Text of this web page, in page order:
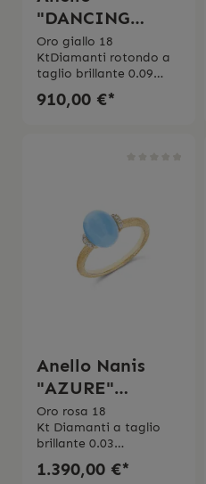
"DANCING
TOURMALINES"
Oro giallo 18
KtDiamanti rotondo a
taglio brillante 0.09
ctPurezza VSColore
GTormalina Peso 1.50
910,00 €*
Anello Nanis
"AZURE"
(medio)
Oro rosa 18
Kt Diamanti a taglio
brillante 0.03
ct Purezza VSColore
GAquamarina
1.390,00 €*